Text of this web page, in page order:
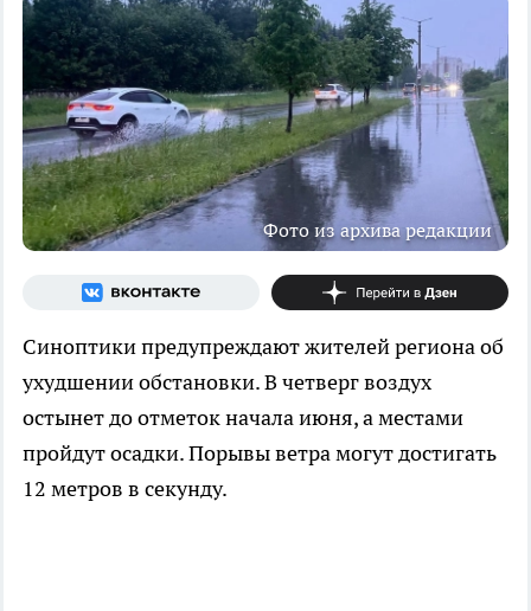
Фото из архива редакции
Синоптики предупреждают жителей региона об
ухудшении обстановки. В четверг воздух
остынет до отметок начала июня, а местами
пройдут осадки. Порывы ветра могут достигать
12 метров в секунду.